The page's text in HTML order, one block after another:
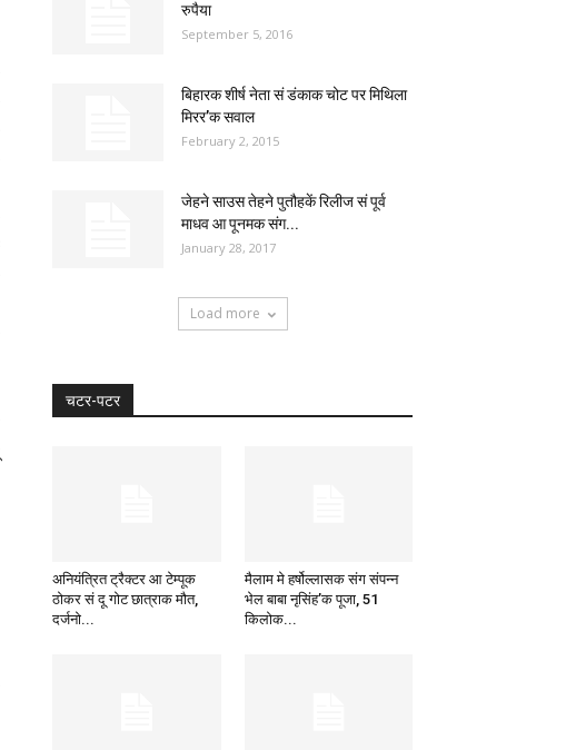
रुपैया
September 5, 2016
बिहारक शीर्ष नेता सं डंकाक चोट पर मिथिला
मिरर’क सवाल
February 2, 2015
जेहने साउस तेहने पुतौहकें रिलीज सं पूर्व
माधव आ पूनमक संग...
January 28, 2017
Load more
चटर-पटर
अनियंत्रित ट्रैक्टर आ टेम्पूक
ठोकर सं दू गोट छात्राक मौत,
दर्जनो...
मैलाम मे हर्षोल्लासक संग संपन्न
भेल बाबा नृसिंह’क पूजा, 51
किलोक...